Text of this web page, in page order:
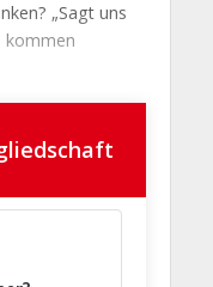
„Sagt uns
kommen